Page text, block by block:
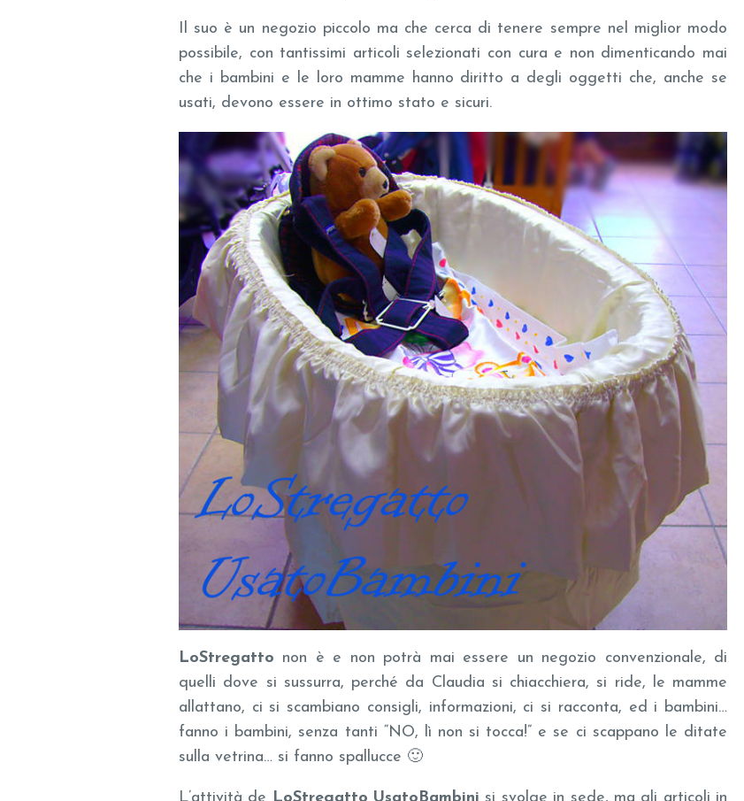
Il suo è un negozio piccolo ma che cerca di tenere sempre nel miglior modo
possibile, con tantissimi articoli selezionati con cura e non dimenticando mai
che i bambini e le loro mamme hanno diritto a degli oggetti che, anche se
usati, devono essere in ottimo stato e sicuri.
LoStregatto non è e non potrà mai essere un negozio convenzionale, di
quelli dove si sussurra, perché da Claudia si chiacchiera, si ride, le mamme
allattano, ci si scambiano consigli, informazioni, ci si racconta, ed i bambini…
fanno i bambini, senza tanti “NO, lì non si tocca!” e se ci scappano le ditate
sulla vetrina… si fanno spallucce 🙂